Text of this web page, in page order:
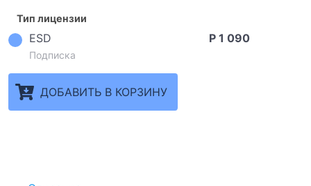
Тип лицензии
ESD
Подписка
Р 1 090
ДОБАВИТЬ В КОРЗИНУ